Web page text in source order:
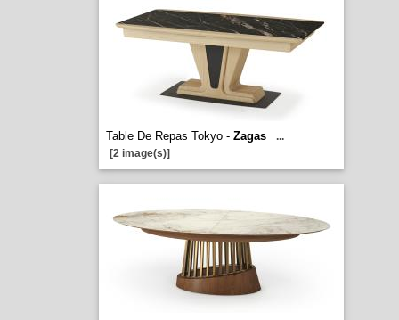
Table De Repas Tokyo - Zagas
...
[2 image(s)]